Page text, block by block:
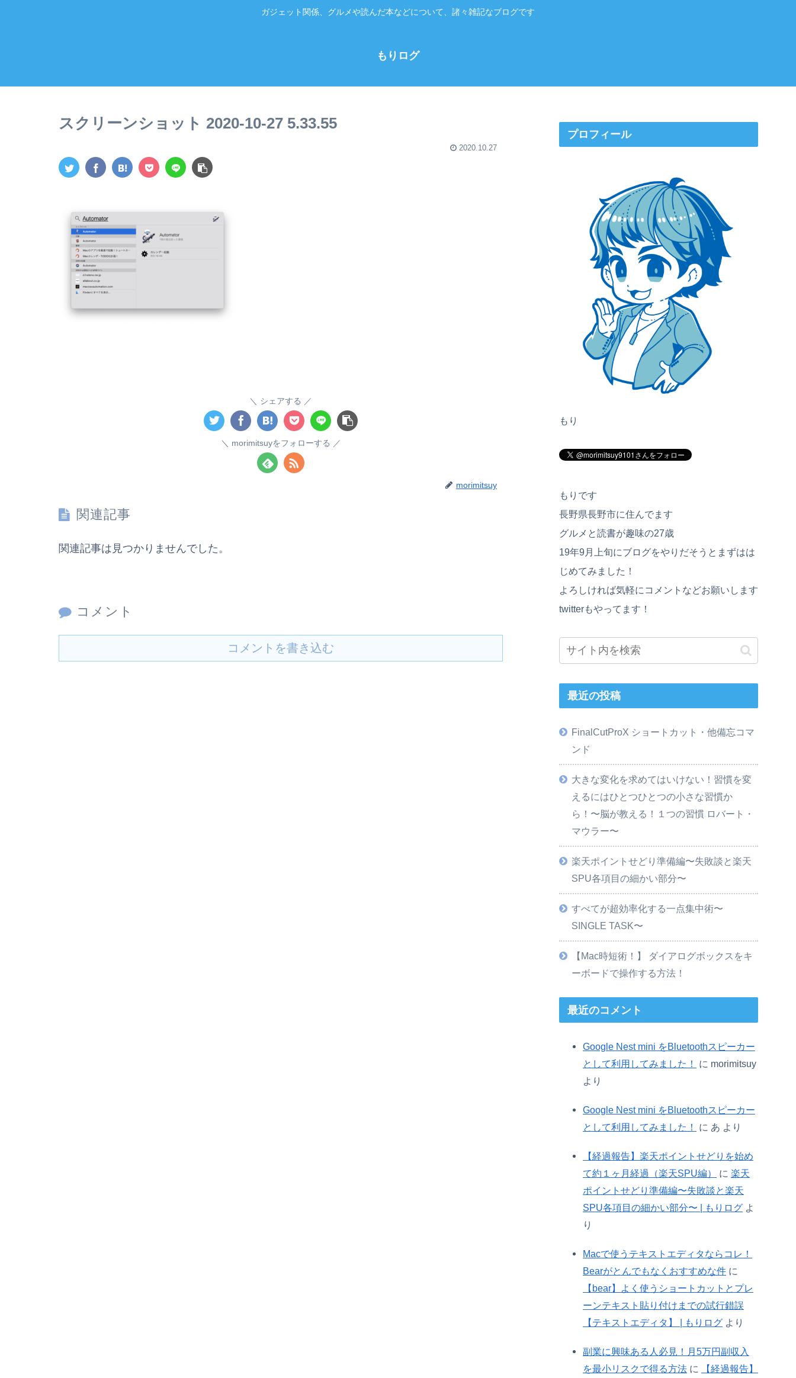
ガジェット関係、グルメや読んだ本などについて、諸々雑記なブログです
もりログ
スクリーンショット 2020-10-27 5.33.55
2020.10.27
シェアする
morimitsuyをフォローする
morimitsuy
関連記事
関連記事は見つかりませんでした。
コメント
コメントを書き込む
プロフィール
もり
もりです
長野県長野市に住んでます
グルメと読書が趣味の27歳
19年9月上旬にブログをやりだそうとまずはは
じめてみました！
よろしければ気軽にコメントなどお願いします
twitterもやってます！
最近の投稿
FinalCutProX ショートカット・他備忘コマ
ンド
大きな変化を求めてはいけない！習慣を変
えるにはひとつひとつの小さな習慣か
ら！〜脳が教える！１つの習慣 ロバート・
マウラー〜
楽天ポイントせどり準備編〜失敗談と楽天
SPU各項目の細かい部分〜
すべてが超効率化する一点集中術〜
SINGLE TASK〜
【Mac時短術！】 ダイアログボックスをキ
ーボードで操作する方法！
最近のコメント
Google Nest mini をBluetoothスピーカー
として利用してみました！
に morimitsuy
より
Google Nest mini をBluetoothスピーカー
として利用してみました！
に あ より
【経過報告】楽天ポイントせどりを始め
て約１ヶ月経過（楽天SPU編）
に 楽天
ポイントせどり準備編〜失敗談と楽天
SPU各項目の細かい部分〜 | もりログ よ
り
Macで使うテキストエディタならコレ！
Bearがとんでもなくおすすめな件 に
【bear】よく使うショートカットとプレ
ーンテキスト貼り付けまでの試行錯誤
【テキストエディタ】 | もりログ より
副業に興味ある人必見！月5万円副収入
を最小リスクで得る方法 に
【経過報告】